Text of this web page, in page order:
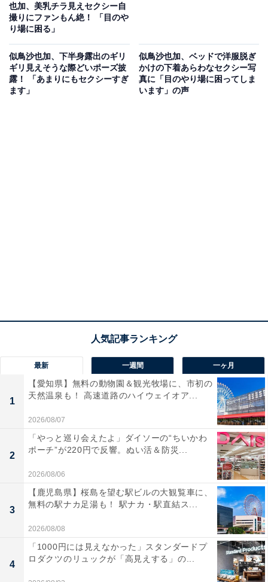
也加、美乳チラ見えセクシー自
撮りにファンもん絶！ 「目のや
り場に困る」
似鳥沙也加、下半身露出のギリ
ギリ見えそうな際どいポーズ披
露！ 「あまりにもセクシーすぎ
ます」
似鳥沙也加、ベッドで洋服脱ぎ
かけの下着あらわなセクシー写
真に「目のやり場に困ってしま
います」の声
最新 一週間 一ヶ月
1
【愛知県】無料の動物園＆観光牧場に、市初の
天然温泉も！ 高速道路のハイウェイオア...
2026/08/07
2
「やっと巡り会えたよ」ダイソーの“ちいかわ
ポーチ”が220円で反響。ぬい活＆防災...
2026/08/06
3
【鹿児島県】桜島を望む駅ビルの大観覧車に、
無料の駅ナカ足湯も！ 駅ナカ・駅直結ス...
2026/08/08
4
「1000円には見えなかった」スタンダードプ
ロダクツのリュックが「高見えする」の...